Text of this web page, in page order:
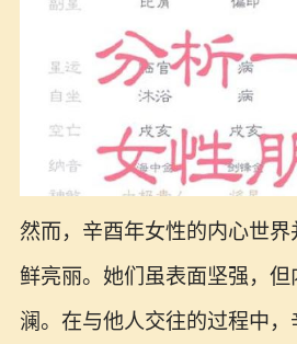
然而，辛酉年女性的内心世
鲜亮丽。她们虽表面坚强，
澜。在与他人交往的过程中